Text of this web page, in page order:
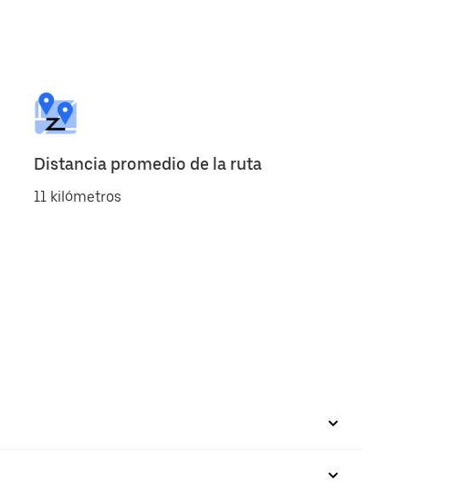
Distancia promedio de la ruta
11 kilómetros